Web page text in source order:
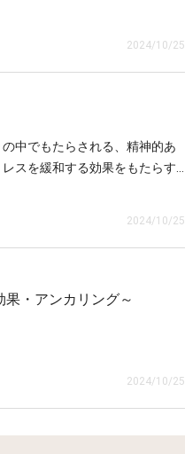
る一連のメロディーとしてそ
低い木が何本、草が何本と見
す。
もつ全体的な構造をゲシュタ
ら心の働きを理解しようとした
が主流でしたが、ゲシュタル
リティなどの研究にこの考え
歴任し、充実した多くの業績
「グループ・ダイナミックス
の開発や小集団研究などその
がけました。残念ながら1947
は社会心理学をリードする多
寄っています。日本では当時
研究会」が開催されていまし
れる危険があったため、毎週
2024/10/25
中でもたらされる、精神的あ
スを緩和する効果をもたらす
に大きく影響することはあり
が多いほどストレスの悪影響
れているものとしては、ハウ
ができるよう、必要な情報や知
2024/10/25
・アンカリング～
2024/10/25